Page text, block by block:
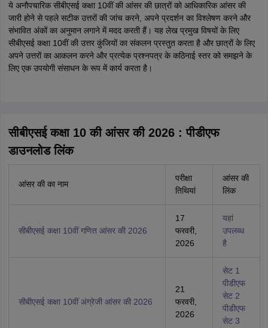
ये अनौपचारिक सीबीएसई कक्षा 10वीं की आंसर की छात्रों को आधिकारिक आंसर की
जारी होने से पहले सटीक उत्तरों की जांच करने, अपने प्रदर्शन का विश्लेषण करने और
संभावित अंकों का अनुमान लगाने में मदद करती हैं। यह लेख प्रमुख विषयों के लिए
सीबीएसई कक्षा 10वीं की उत्तर कुंजियों का संकलन प्रस्तुत करता है और छात्रों के लिए
अपने उत्तरों का आकलन करने और प्रत्येक प्रश्नपत्र के कठिनाई स्तर को समझने के
लिए एक उपयोगी संसाधन के रूप में कार्य करता है।
सीबीएसई कक्षा 10 की आंसर की 2026 : पीडीएफ
डाउनलोड लिंक
आंसर की का नाम
परीक्षा
तिथियां
आंसर की
लिंक
सीबीएसई कक्षा 10वीं गणित आंसर की 2026
17
फरवरी,
2026
यहां
उपलब्ध
है
सीबीएसई कक्षा 10वीं अंग्रेजी आंसर की 2026
21
फरवरी,
2026
सेट 1
पीडीएफ
सेट 2
पीडीएफ
सेट 3